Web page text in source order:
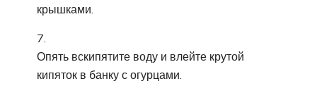
крышками.
Опять вскипятите воду и влейте крутой
кипяток в банку с огурцами.